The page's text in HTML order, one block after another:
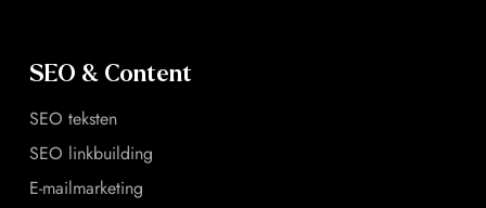
SEO & Content
SEO teksten
SEO linkbuilding
E-mailmarketing